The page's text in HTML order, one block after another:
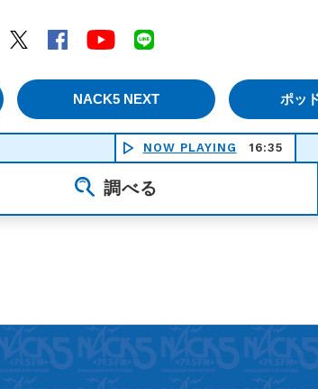
Twitter
Facebook YouTube
NACK5 NEXT ポッ
NOW PLAYING 16:35
調べる